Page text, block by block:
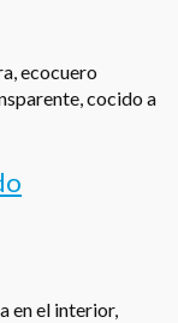
ecocuero
cocido a
en el interior,